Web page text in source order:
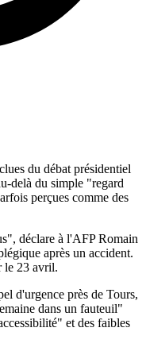
du débat présidentiel
delà du simple "regard
perçues comme des
déclare à l'AFP Romain
après un accident.
le 23 avril.
d'urgence près de Tours,
dans un fauteuil"
et des faibles